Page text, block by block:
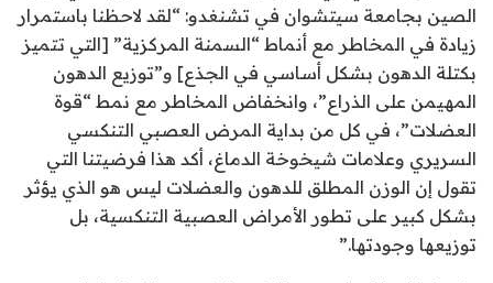
الصين بجامعة سيتشوان في تشنغدو: “لقد لاحظنا باستمرار
زيادة في المخاطر مع أنماط “السمنة المركزية” [التي تتميز
بكتلة الدهون بشكل أساسي في الجذع] و”توزيع الدهون
المهيمن على الذراع”، وانخفاض المخاطر مع نمط “قوة
العضلات”، في كل من بداية المرض العصبي التنكسي
السريري وعلامات شيخوخة الدماغ، أكد هذا فرضيتنا التي
تقول إن الوزن المطلق للدهون والعضلات ليس هو الذي يؤثر
بشكل كبير على تطور الأمراض العصبية التنكسية، بل
توزيعها وجودتها.”